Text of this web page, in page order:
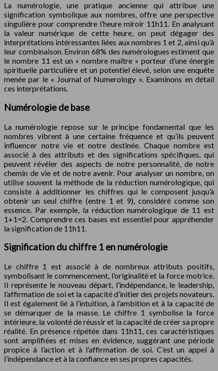
La numérologie, une pratique ancienne qui attribue une
signification symbolique aux nombres, offre une perspective
singulière pour comprendre l’heure miroir 11h11. En analysant
la valeur numérique de cette heure, on peut dégager des
interprétations intéressantes liées aux nombres 1 et 2, ainsi qu’à
leur combinaison. Environ 68% des numérologues estiment que
le nombre 11 est un « nombre maître » porteur d’une énergie
spirituelle particulière et un potentiel élevé, selon une enquête
menée par le « Journal of Numerology ». Examinons en détail
ces interprétations.
Numérologie de base
La numérologie repose sur le principe fondamental que les
nombres vibrent à une certaine fréquence et qu’ils peuvent
influencer notre vie et notre destinée. Chaque nombre est
associé à des attributs et des significations spécifiques, qui
peuvent révéler des aspects de notre personnalité, de notre
chemin de vie et de notre avenir. Pour analyser un nombre, on
utilise souvent la méthode de la réduction numérologique, qui
consiste à additionner les chiffres qui le composent jusqu’à
obtenir un seul chiffre (entre 1 et 9), considéré comme son
essence. Par exemple, la réduction numérologique de 11 est
1+1=2. Comprendre ces bases est essentiel pour appréhender
la signification de 11h11.
Signification du chiffre 1 en numérologie
Le chiffre 1 est associé à de nombreux attributs positifs,
symbolisant le commencement, l’originalité et la force motrice.
Il représente le nouveau départ, l’indépendance, le leadership,
l’affirmation de soi et la capacité d’initier des projets novateurs.
Il est également lié à l’intuition, à l’ambition et à la capacité de
se démarquer de la masse. Le chiffre 1 symbolise la force
intérieure, la volonté de réussir et la capacité de créer sa propre
réalité. En présence répétée dans 11h11, ces caractéristiques
sont amplifiées et mises en évidence, suggérant une période
propice à l’action et à l’affirmation de soi. C’est un appel à
l’indépendance et à la confiance en ses propres capacités.